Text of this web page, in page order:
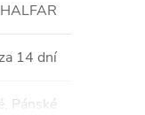
HALFAR
14 dní
Pánské